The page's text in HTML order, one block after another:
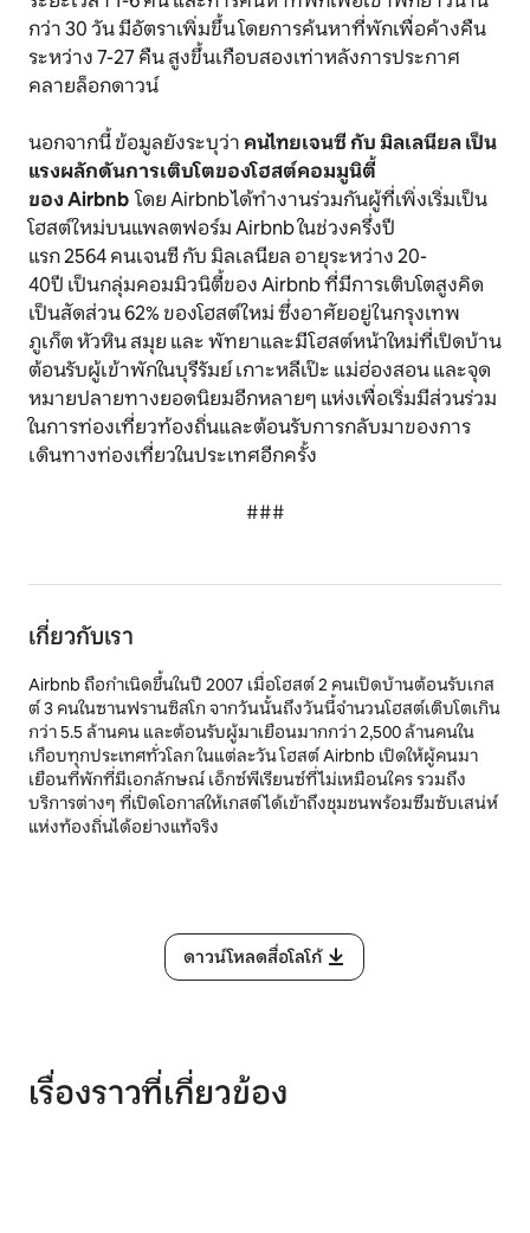
กว่า 30 วัน มีอัตราเพิ่มขึ้น โดยการค้นหาที่พักเพื่อค้างคืน
ระหว่าง 7-27 คืน สูงขึ้นเกือบสองเท่าหลังการประกาศ
คลายล็อกดาวน์
นอกจากนี้ ข้อมูลยังระบุว่า คนไทยเจนซี กับ มิลเลนียล เป็น
แรงผลักดันการเติบโตของโฮสต์คอมมูนิตี้
ของ Airbnbโดย Airbnb ได้ทำงานร่วมกันผู้ที่เพิ่งเริ่มเป็น
โฮสต์ใหม่บนแพลตฟอร์ม Airbnb ในช่วงครึ่งปี
แรก 2564 คนเจนซี กับ มิลเลนียล อายุระหว่าง 20-
40ปี เป็นกลุ่มคอมมิวนิตี้ของ Airbnb ที่มีการเติบโตสูงคิด
เป็นสัดส่วน 62% ของโฮสต์ใหม่ ซึ่งอาศัยอยู่ในกรุงเทพ
ภูเก็ต หัวหิน สมุย และ พัทยาและมีโฮสต์หน้าใหม่ที่เปิดบ้าน
ต้อนรับผู้เข้าพักในบุรีรัมย์ เกาะหลีเป๊ะ แม่ฮ่องสอน และจุด
หมายปลายทางยอดนิยมอีกหลายๆ แห่งเพื่อเริ่มมีส่วนร่วม
ในการท่องเที่ยวท้องถิ่นและต้อนรับการกลับมาของการ
เดินทางท่องเที่ยวในประเทศอีกครั้ง
###
เกี่ยวกับเรา
Airbnb ถือกำเนิดขึ้นในปี 2007 เมื่อโฮสต์ 2 คนเปิดบ้านต้อนรับเกส
ต์ 3 คนในซานฟรานซิสโก จากวันนั้นถึงวันนี้จำนวนโฮสต์เติบโตเกิน
กว่า 5.5 ล้านคน และต้อนรับผู้มาเยือนมากกว่า 2,500 ล้านคนใน
เกือบทุกประเทศทั่วโลก ในแต่ละวัน โฮสต์ Airbnb เปิดให้ผู้คนมา
เยือนที่พักที่มีเอกลักษณ์ เอ็กซ์พีเรียนซ์ที่ไม่เหมือนใคร รวมถึง
บริการต่างๆ ที่เปิดโอกาสให้เกสต์ได้เข้าถึงชุมชนพร้อมซึมซับเสน่ห์
แห่งท้องถิ่นได้อย่างแท้จริง
ดาวน์โหลดสื่อโลโก้
เรื่องราวที่เกี่ยวข้อง